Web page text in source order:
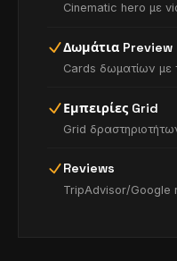
Cinematic hero με
Δωμάτια Preview
Cards δωματίων με
Εμπειρίες Grid
Grid
Reviews
TripAdvisor/Google